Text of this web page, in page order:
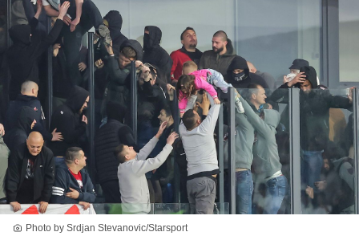
Photo by Srdjan Stevanovic/Starsport